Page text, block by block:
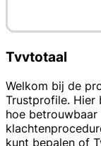
Tvvtotaal
Welkom bij de
Trustprofile. Hier
hoe
kunt bepalen of